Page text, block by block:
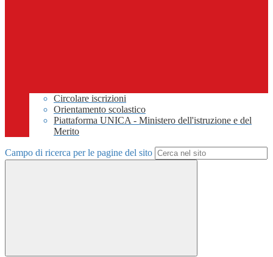
Circolare iscrizioni
Orientamento scolastico
Piattaforma UNICA - Ministero dell'istruzione e del
Merito
Campo di ricerca per le pagine del sito